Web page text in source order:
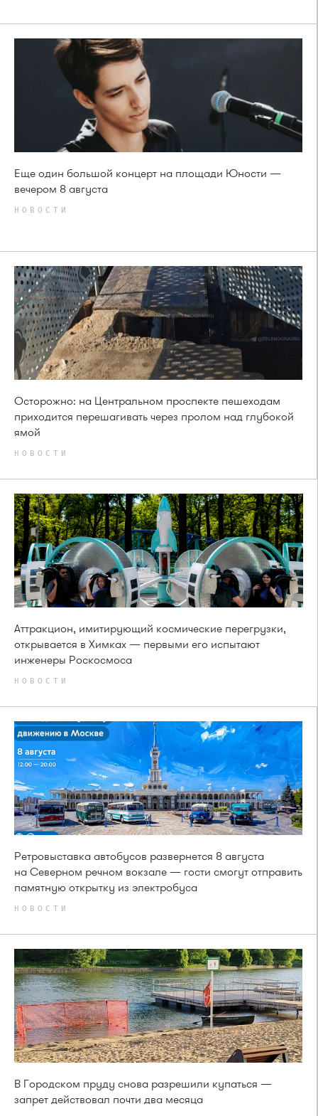
Еще один большой концерт на площади Юности —
вечером 8 августа
НОВОСТИ
Осторожно: на Центральном проспекте пешеходам
приходится перешагивать через пролом над глубокой
ямой
НОВОСТИ
Аттракцион, имитирующий космические перегрузки,
открывается в Химках — первыми его испытают
инженеры Роскосмоса
НОВОСТИ
Ретровыставка автобусов развернется 8 августа
на Северном речном вокзале — гости смогут отправить
памятную открытку из электробуса
НОВОСТИ
В Городском пруду снова разрешили купаться —
запрет действовал почти два месяца